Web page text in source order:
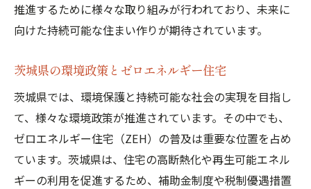
推進するために様々な取り組みが行われており、未来に
向けた持続可能な住まい作りが期待されています。
茨城県の環境政策とゼロエネルギー住宅
茨城県では、環境保護と持続可能な社会の実現を目指し
て、様々な環境政策が推進されています。その中でも、
ゼロエネルギー住宅（ZEH）の普及は重要な位置を占め
ています。茨城県は、住宅の高断熱化や再生可能エネル
ギーの利用を促進するため、補助金制度や税制優遇措置